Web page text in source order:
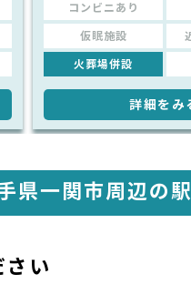
コンビニあり
仮眠施設
火葬場併設
詳細をみ
県一関市周辺の
い